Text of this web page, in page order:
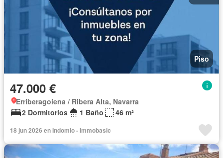
Piso
47.000 €
Erriberagoiena / Ribera Alta, Navarra
2 Dormitorios
1 Baño 46 m²
18 jun 2026 en Indomio - Immobasic